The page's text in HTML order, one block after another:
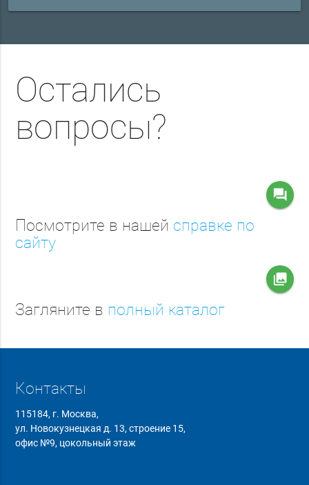
Остались
вопросы?
question_answer
Посмотрите в нашей справке по
сайту
collections
Загляните в полный каталог
Контакты
115184, г. Москва,
ул. Новокузнецкая д. 13, строение 15,
офис №9, цокольный этаж